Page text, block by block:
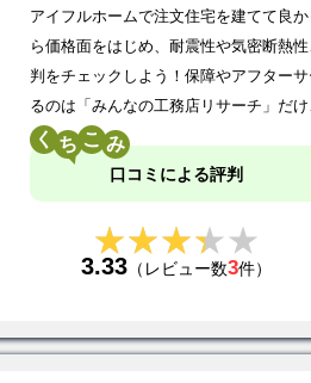
アイフルホームで注文住宅を建てて良
ら価格面をはじめ、耐震性や気密断熱
判をチェックしよう！保障やアフター
るのは「みんなの工務店リサーチ」だ
く こ
口コミによる評判
★★★★★
★★★★★
3.33 （レビュー数3件）